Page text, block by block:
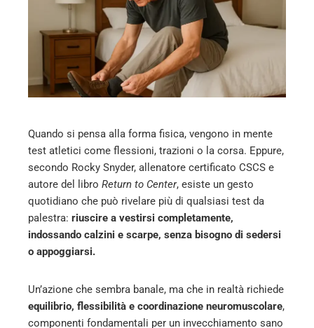
Quando si pensa alla forma fisica, vengono in mente
test atletici come flessioni, trazioni o la corsa. Eppure,
secondo Rocky Snyder, allenatore certificato CSCS e
autore del libro Return to Center, esiste un gesto
quotidiano che può rivelare più di qualsiasi test da
palestra: riuscire a vestirsi completamente,
indossando calzini e scarpe, senza bisogno di sedersi
o appoggiarsi.
Un’azione che sembra banale, ma che in realtà richiede
equilibrio, flessibilità e coordinazione neuromuscolare,
componenti fondamentali per un invecchiamento sano